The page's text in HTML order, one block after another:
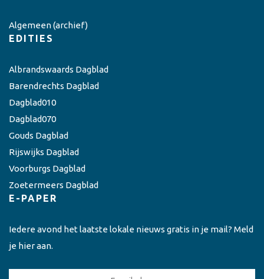
Algemeen(archief)
EDITIES
Albrandswaards Dagblad
Barendrechts Dagblad
Dagblad010
Dagblad070
Gouds Dagblad
Rijswijks Dagblad
Voorburgs Dagblad
Zoetermeers Dagblad
E-PAPER
Iedere avond het laatste lokale nieuws gratis in je mail? Meld
je hier aan.